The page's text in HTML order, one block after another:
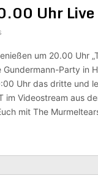
Uhr Live
um 20.00 Uhr
Gundermann-Party in
Uhr das dritte und
im Videostream aus
mit The